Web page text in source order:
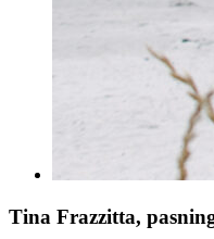
Tina Frazzitta,